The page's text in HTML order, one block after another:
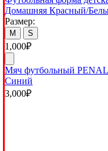
Домашняя Красный/
Размер:
M S
1,000₽
Мяч футбольный
Синий
3,000₽